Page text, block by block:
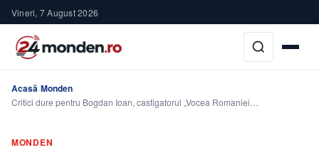
Vineri, 7 August 2026
Acasă›Monden›
Critici dure pentru Bogdan Ioan, castigatorul „Vocea Romaniei…
MONDEN